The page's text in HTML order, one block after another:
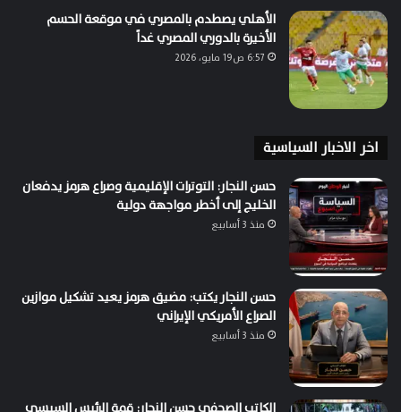
الأهلي يصطدم بالمصري في موقعة الحسم
الأخيرة بالدوري المصري غداً
6:57 ص19 مايو، 2026
اخر الاخبار السياسية
حسن النجار: التوترات الإقليمية وصراع هرمز يدفعان
الخليج إلى أخطر مواجهة دولية
منذ 3 أسابيع
حسن النجار يكتب: مضيق هرمز يعيد تشكيل موازين
الصراع الأمريكي الإيراني
منذ 3 أسابيع